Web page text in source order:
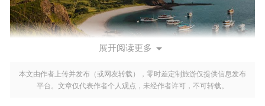
一、机票费用
前往埃及的机票费用是旅行成本的重要组成部分。根据出发地
展开阅读更多 
本文由作者上传并发布（或网友转载），零时差定制旅游仅提供信息发布
平台。文章仅代表作者个人观点，未经作者许可，不可转载。